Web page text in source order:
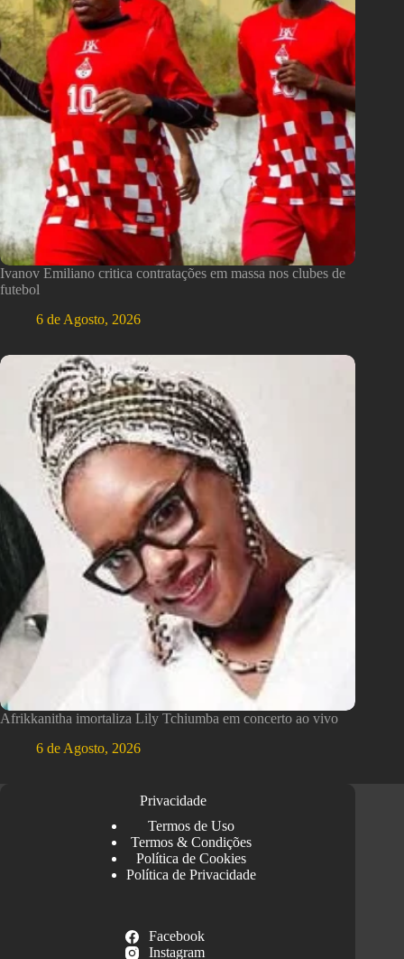
Ivanov Emiliano critica contratações em massa nos clubes de
futebol
6 de Agosto, 2026
Afrikkanitha imortaliza Lily Tchiumba em concerto ao vivo
6 de Agosto, 2026
Privacidade
Termos de Uso
Termos & Condições
Política de Cookies
Política de Privacidade
Facebook
Instagram